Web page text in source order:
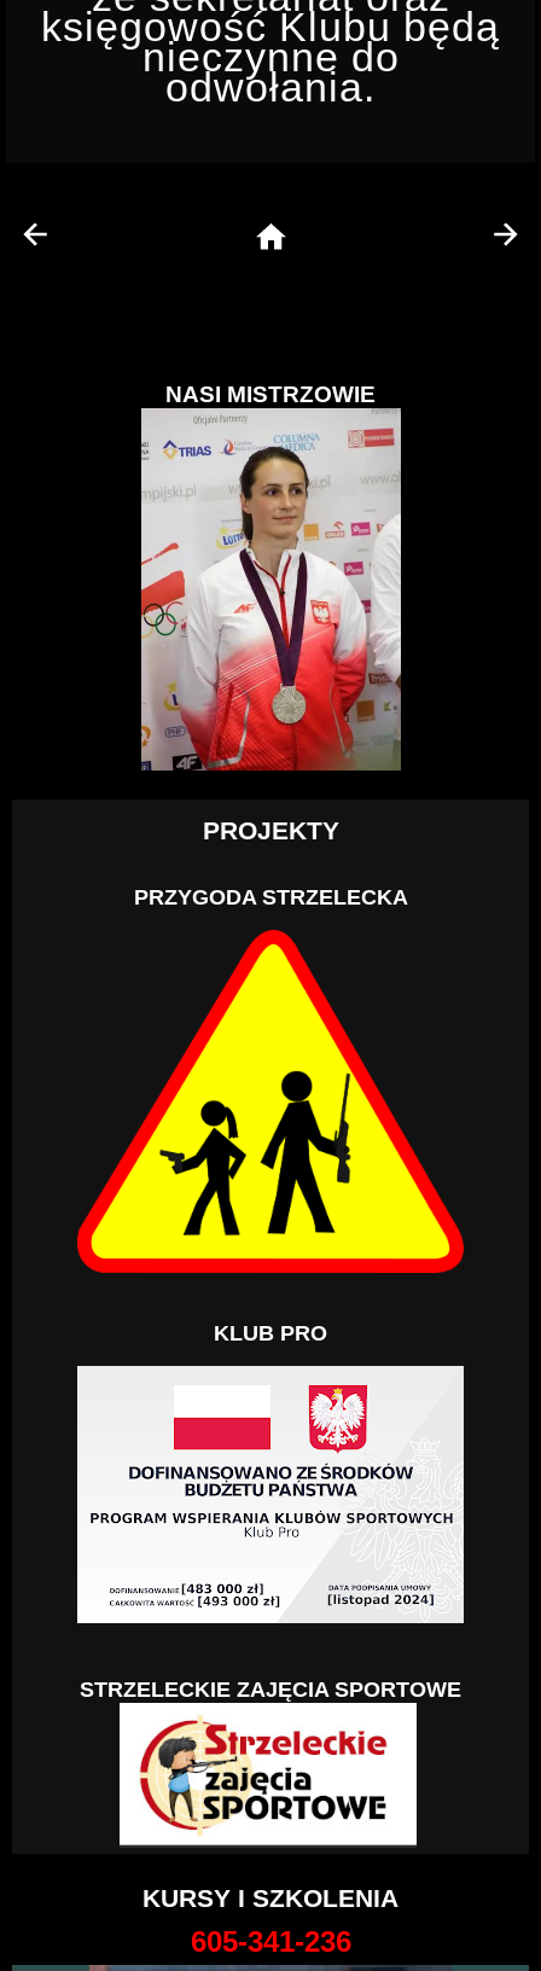
INSTRUKTOR STRZELECTWA
księgowość Klubu będą
nieczynne do
odwołania.
NASI MISTRZOWIE
PROJEKTY
PRZYGODA STRZELECKA
KLUB PRO
STRZELECKIE ZAJĘCIA SPORTOWE
KURSY I SZKOLENIA
605-341-236